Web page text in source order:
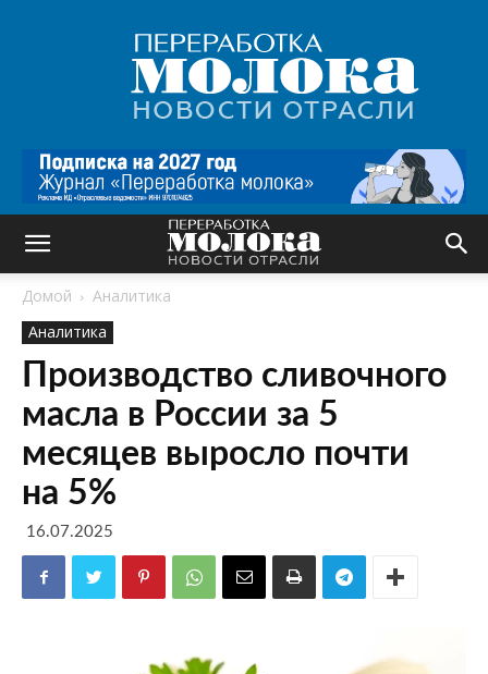
Переработка
молока
|
Новости
Домой
Аналитика
Аналитика
Производство сливочного
масла в России за 5
месяцев выросло почти
на 5%
16.07.2025